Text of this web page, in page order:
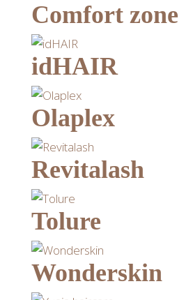
Comfort zone
idHAIR
Olaplex
Revitalash
Tolure
Wonderskin